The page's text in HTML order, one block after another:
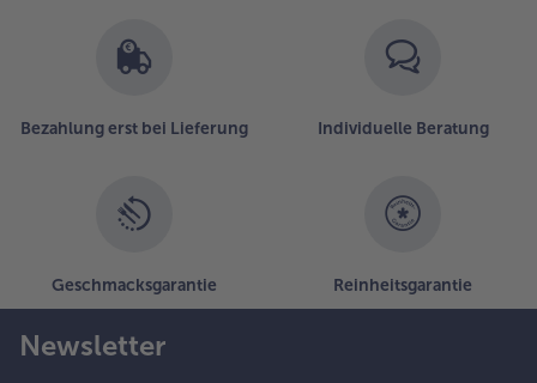
Bezahlung erst bei Lieferung Individuelle Beratung
Geschmacksgarantie Reinheitsgarantie
Newsletter